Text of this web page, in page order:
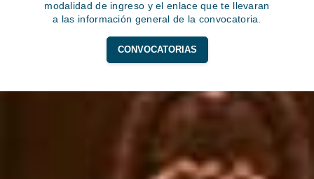
modalidad de ingreso y el enlace que te llevaran
a las información general de la convocatoria.
CONVOCATORIAS